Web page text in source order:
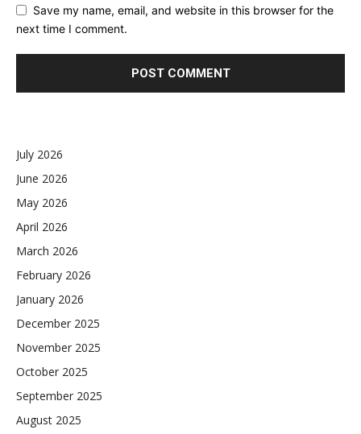
Save my name, email, and website in this browser for the
next time I comment.
July 2026
June 2026
May 2026
April 2026
March 2026
February 2026
January 2026
December 2025
November 2025
October 2025
September 2025
August 2025